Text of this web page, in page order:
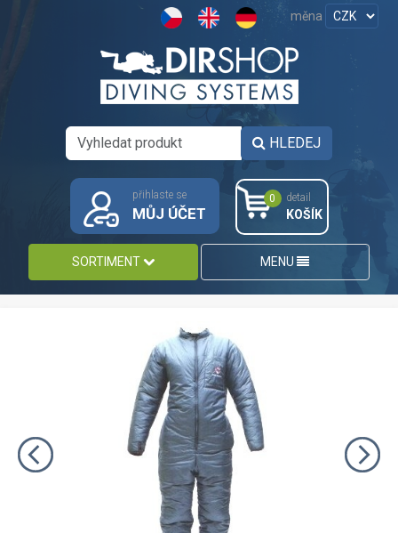
měna
HLEDEJ
přihlaste se
MŮJ ÚČET
0 detail
KOŠÍK
SORTIMENT MENU